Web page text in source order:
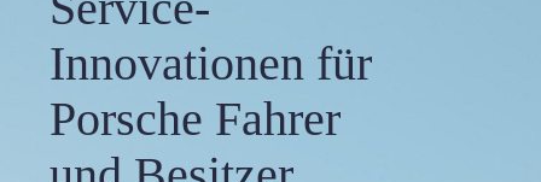
Innovationen für
Porsche Fahrer